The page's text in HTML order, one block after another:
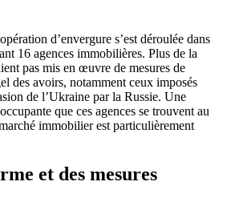
d’envergure s’est déroulée dans
16 agences immobilières. Plus de la
pas mis en œuvre de mesures de
des avoirs, notamment ceux imposés
de l’Ukraine par la Russie. Une
que ces agences se trouvent au
immobilier est particulièrement
et des mesures